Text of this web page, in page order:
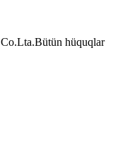
hüquqlar